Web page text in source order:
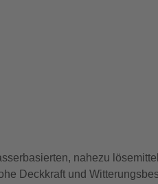
nahezu
Deckkraft und